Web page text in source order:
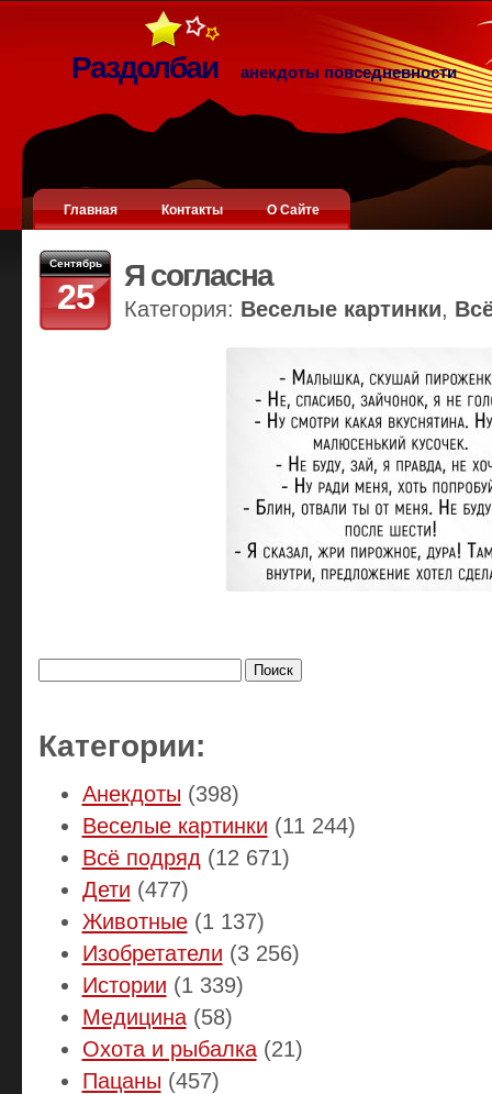
Раздолбаи анекдоты повседневности
Главная Контакты О Сайте
Сентябрь
25
Я согласна
Категория: Веселые картинки,
Категории:
Анекдоты (398)
Веселые картинки (11 244)
Всё подряд (12 671)
Дети (477)
Животные(1 137)
Изобретатели (3 256)
Истории (1 339)
Медицина(58)
Охота и рыбалка(21)
Пацаны (457)